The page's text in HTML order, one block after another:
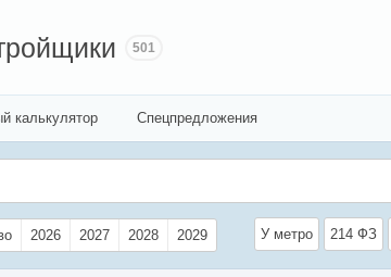
501
калькулятор Спецпредложения
2026 2027 2028 2029 У метро 214 ФЗ